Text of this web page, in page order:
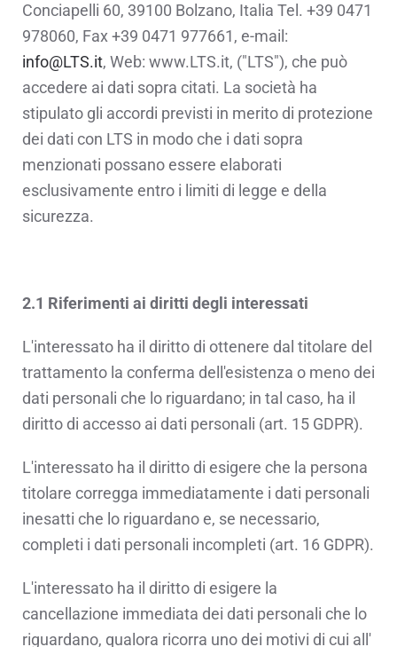
Conciapelli 60, 39100 Bolzano, Italia Tel. +39 0471
978060, Fax +39 0471 977661, e-mail:
info@LTS.it, Web: www.LTS.it, ("LTS"), che può
accedere ai dati sopra citati. La società ha
stipulato gli accordi previsti in merito di protezione
dei dati con LTS in modo che i dati sopra
menzionati possano essere elaborati
esclusivamente entro i limiti di legge e della
sicurezza.
2.1 Riferimenti ai diritti degli interessati
L'interessato ha il diritto di ottenere dal titolare del
trattamento la conferma dell'esistenza o meno dei
dati personali che lo riguardano; in tal caso, ha il
diritto di accesso ai dati personali (art. 15 GDPR).
L'interessato ha il diritto di esigere che la persona
titolare corregga immediatamente i dati personali
inesatti che lo riguardano e, se necessario,
completi i dati personali incompleti (art. 16 GDPR).
L'interessato ha il diritto di esigere la
cancellazione immediata dei dati personali che lo
riguardano, qualora ricorra uno dei motivi di cui all'